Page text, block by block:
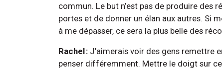
commun. Le but n’est pas de produire des
portes et de donner un élan aux autres. Si
à me dépasser, ce sera la plus belle des
Rachel : J’aimerais voir des gens remettre
penser différemment. Mettre le doigt sur